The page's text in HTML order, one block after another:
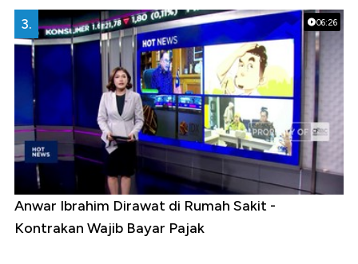
06:26
3.
Anwar Ibrahim Dirawat di Rumah Sakit -
Kontrakan Wajib Bayar Pajak